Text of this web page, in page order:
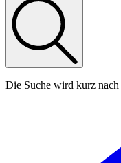
Die Suche wird kurz